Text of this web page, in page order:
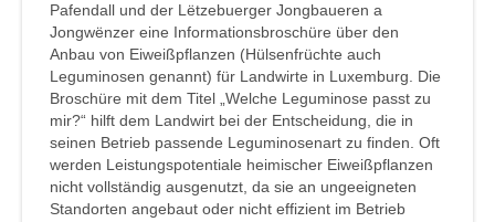
Pafendall und der Lëtzebuerger Jongbaueren a
Jongwënzer eine Informationsbroschüre über den
Anbau von Eiweißpflanzen (Hülsenfrüchte auch
Leguminosen genannt) für Landwirte in Luxemburg. Die
Broschüre mit dem Titel „Welche Leguminose passt zu
mir?“ hilft dem Landwirt bei der Entscheidung, die in
seinen Betrieb passende Leguminosenart zu finden. Oft
werden Leistungspotentiale heimischer Eiweißpflanzen
nicht vollständig ausgenutzt, da sie an ungeeigneten
Standorten angebaut oder nicht effizient im Betrieb